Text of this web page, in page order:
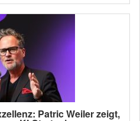
Patric Weiler zeigt,